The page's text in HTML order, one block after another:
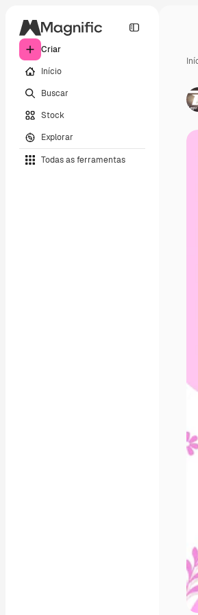
Criar
Início
Buscar
Stock
Explorar
Todas as ferramentas